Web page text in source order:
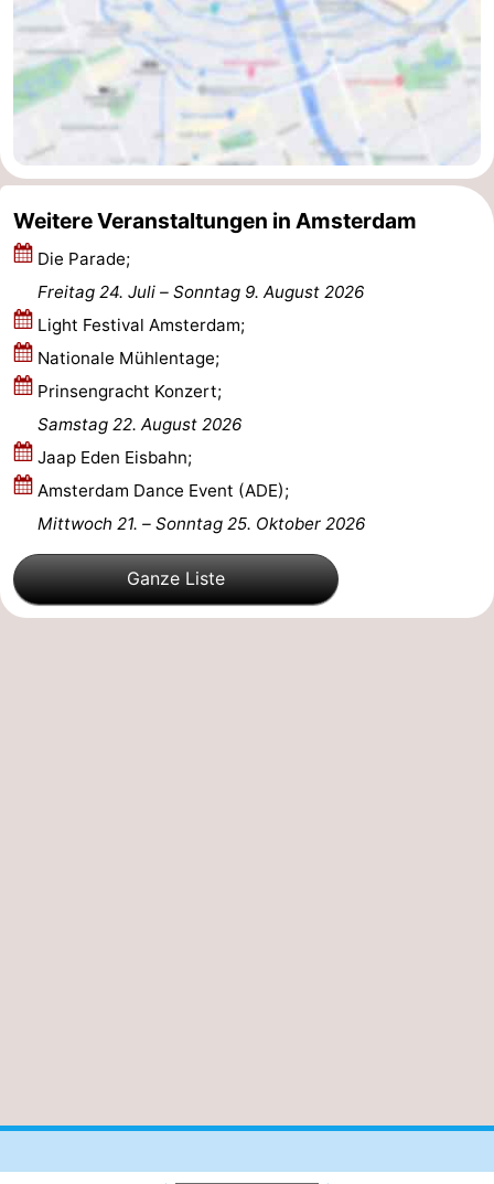
Weitere Veranstaltungen in Amsterdam
Die Parade;
Freitag 24. Juli –
Sonntag 9. August 2026
Light Festival Amsterdam;
Nationale Mühlentage;
Prinsengracht Konzert;
Samstag 22. August 2026
Jaap Eden Eisbahn;
Amsterdam Dance Event (ADE);
Mittwoch 21. – Sonntag 25. Oktober 2026
Ganze Liste